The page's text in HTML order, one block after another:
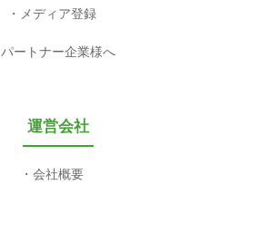
メディア登録
パートナー企業様へ
運営会社
会社概要